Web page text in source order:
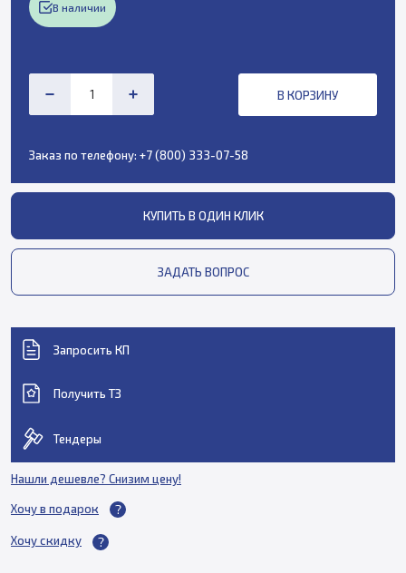
В наличии
В КОРЗИНУ
Заказ по телефону: +7 (800) 333-07-58
КУПИТЬ В ОДИН КЛИК
ЗАДАТЬ ВОПРОС
Запросить КП
Получить ТЗ
Тендеры
Нашли дешевле? Снизим цену!
Хочу в подарок
Хочу скидку